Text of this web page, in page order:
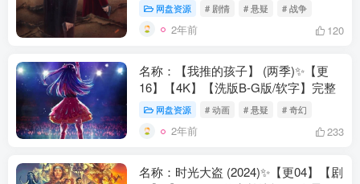
网盘资源 # 剧情 # 悬疑 # 战争
2年前 120
名称：【我推的孩子】 (两季)✨【更
16】【4K】【洗版B-G版/软字】完整
网盘资源 # 动画 # 悬疑 # 奇幻
2年前 233
名称：时光大盗 (2024)✨【更04】【剧